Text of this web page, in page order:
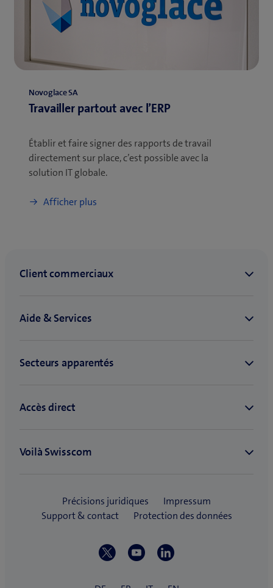
Novoglace SA
Travailler partout avec l’ERP
Établir et faire signer des rapports de travail
directement sur place, c’est possible avec la
solution IT globale.
Afficher plus